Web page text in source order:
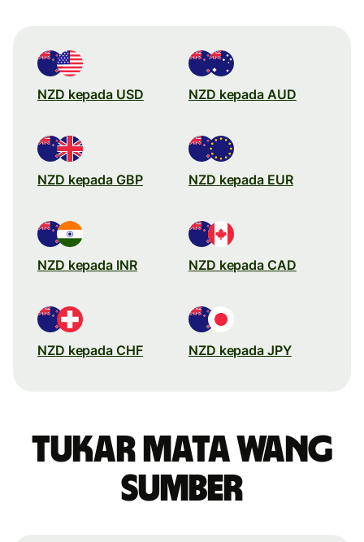
NZD kepada USD NZD kepada AUD
NZD kepada GBP NZD kepada EUR
NZD kepada INR NZD kepada CAD
NZD kepada CHF NZD kepada JPY
Tukar mata wang
sumber